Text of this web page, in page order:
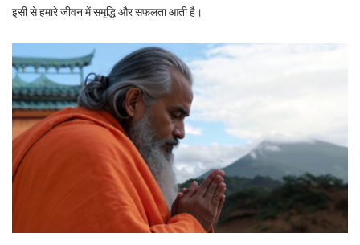
इसी से हमारे जीवन में समृद्धि और सफलता आती है।